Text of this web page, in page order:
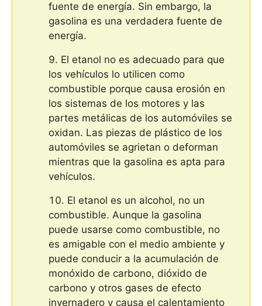
fuente de energía. Sin embargo, la
gasolina es una verdadera fuente de
energía.
El etanol no es adecuado para que
los vehículos lo utilicen como
combustible porque causa erosión en
los sistemas de los motores y las
partes metálicas de los automóviles se
oxidan. Las piezas de plástico de los
automóviles se agrietan o deforman
mientras que la gasolina es apta para
vehículos.
El etanol es un alcohol, no un
combustible. Aunque la gasolina
puede usarse como combustible, no
es amigable con el medio ambiente y
puede conducir a la acumulación de
monóxido de carbono, dióxido de
carbono y otros gases de efecto
invernadero y causa el calentamiento